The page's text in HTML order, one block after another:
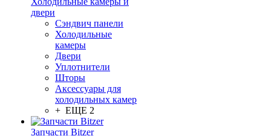
двери
Сэндвич панели
Холодильные
камеры
Двери
Уплотнители
Шторы
Аксессуары для
холодильных камер
+ ЕЩЕ 2
Запчасти Bitzer